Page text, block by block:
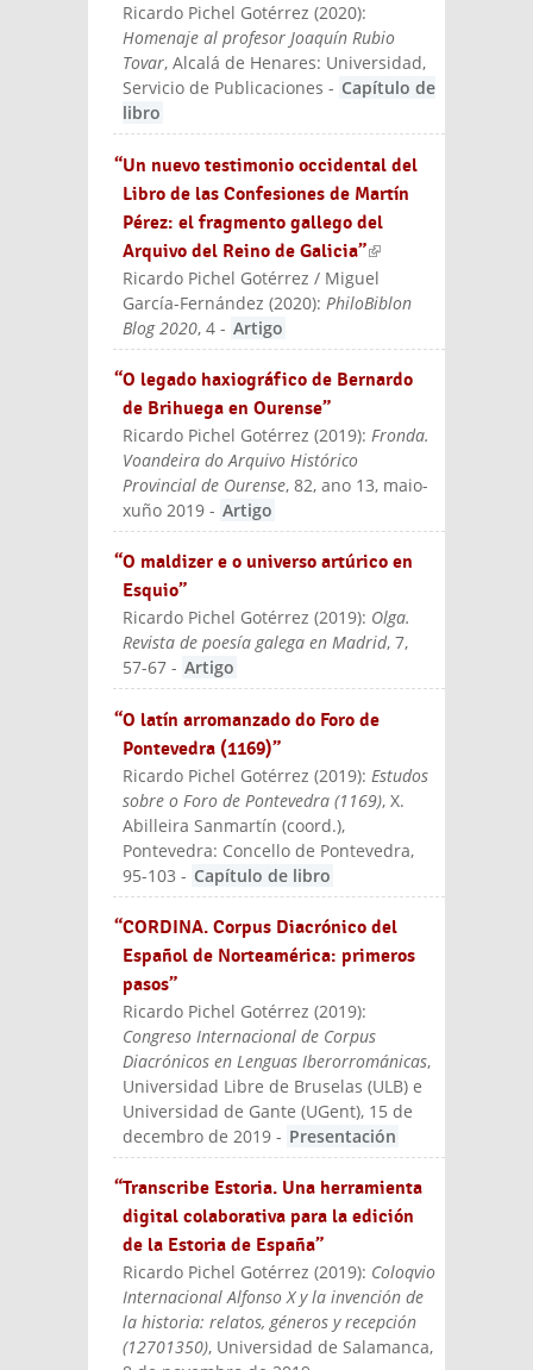
Ricardo Pichel Gotérrez (2020):
Homenaje al profesor Joaquín Rubio
Tovar, Alcalá de Henares: Universidad,
Servicio de Publicaciones - Capítulo de
libro
“Un nuevo testimonio occidental del
Libro de las Confesiones de Martín
Pérez: el fragmento gallego del
Arquivo del Reino de Galicia”(link is
external)
Ricardo Pichel Gotérrez / Miguel
García-Fernández (2020): PhiloBiblon
Blog 2020, 4 - Artigo
“O legado haxiográfico de Bernardo
de Brihuega en Ourense”
Ricardo Pichel Gotérrez (2019):Fronda.
Voandeira do Arquivo Histórico
Provincial de Ourense, 82, ano 13, maio-
xuño 2019 - Artigo
“O maldizer e o universo artúrico en
Esquio”
Ricardo Pichel Gotérrez (2019): Olga.
Revista de poesía galega en Madrid, 7,
57-67 - Artigo
“O latín arromanzado do Foro de
Pontevedra (1169)”
Ricardo Pichel Gotérrez (2019): Estudos
sobre o Foro de Pontevedra (1169), X.
Abilleira Sanmartín (coord.),
Pontevedra: Concello de Pontevedra,
95-103 - Capítulo de libro
“CORDINA. Corpus Diacrónico del
Español de Norteamérica: primeros
pasos”
Ricardo Pichel Gotérrez (2019):
Congreso Internacional de Corpus
Diacrónicos en Lenguas Iberorrománicas,
Universidad Libre de Bruselas (ULB) e
Universidad de Gante (UGent), 15 de
decembro de 2019 - Presentación
“Transcribe Estoria. Una herramienta
digital colaborativa para la edición
de la Estoria de España”
Ricardo Pichel Gotérrez (2019): Coloqvio
Internacional Alfonso X y la invención de
la historia: relatos, géneros y recepción
(12701350), Universidad de Salamanca,